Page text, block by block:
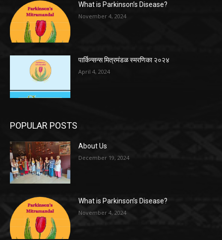
What is Parkinson’s Disease?
November 4, 2024
पार्किन्सन्स मित्रमंडळ स्मरणिका २०२४
April 4, 2024
POPULAR POSTS
About Us
December 19, 2024
What is Parkinson’s Disease?
November 4, 2024